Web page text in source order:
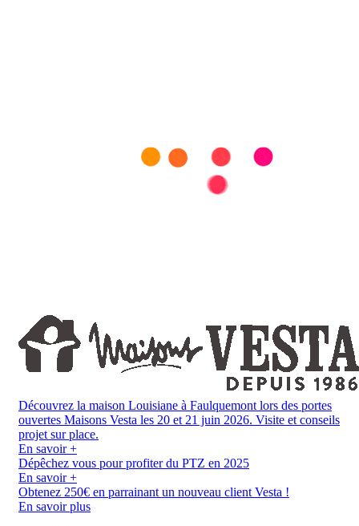
Découvrez la maison Louisiane à Faulquemont lors des portes
ouvertes Maisons Vesta les 20 et 21 juin 2026. Visite et conseils
projet sur place.
En savoir +
Dépêchez vous pour profiter du PTZ en 2025
En savoir +
Obtenez 250€ en parrainant un nouveau client Vesta !
En savoir plus